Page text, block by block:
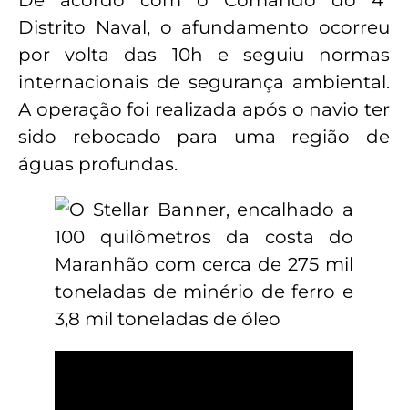
Distrito Naval, o afundamento ocorreu
por volta das 10h e seguiu normas
internacionais de segurança ambiental.
A operação foi realizada após o navio ter
sido rebocado para uma região de
águas profundas.